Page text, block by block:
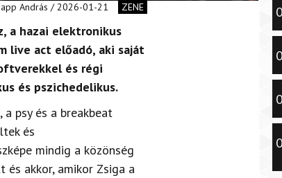
András / 2026-01-21 ZENE
a hazai elektronikus
live act előadó, aki saját
és régi
és pszichedelikus.
a psy és a breakbeat
és
mindig a közönség
és akkor, amikor Zsiga a